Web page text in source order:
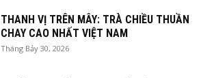
THANH VỊ TRÊN MÂY: TRÀ CHIỀU THUẦN
CHAY CAO NHẤT VIỆT NAM
Tháng Bảy 30, 2026